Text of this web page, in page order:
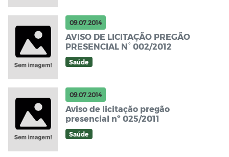
09.07.2014
AVISO DE LICITAÇÃO PREGÃO
PRESENCIAL N° 002/2012
Saúde
09.07.2014
Aviso de licitação pregão
presencial nº 025/2011
Saúde